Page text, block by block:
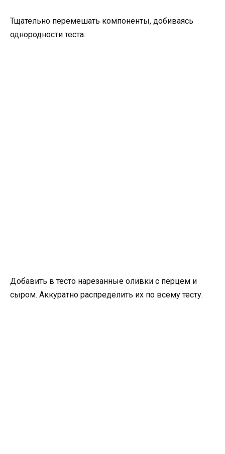
Тщательно перемешать компоненты, добиваясь
однородности теста.
Добавить в тесто нарезанные оливки с перцем и
сыром. Аккуратно распределить их по всему тесту.